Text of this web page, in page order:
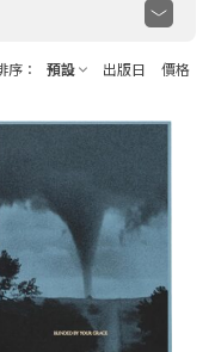
臺灣攝影
白 紀實
街頭
政治
事 抽象
實驗
自費出版
序 預設 出版日 價格